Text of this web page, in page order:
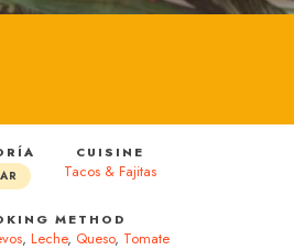
CUISINE
Tacos & Fajitas
METHOD
, Leche, Queso, Tomate